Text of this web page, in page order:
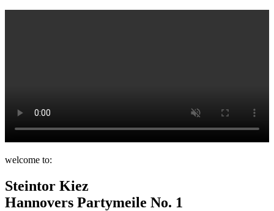
welcome to:
Steintor Kiez
Hannovers Partymeile No. 1